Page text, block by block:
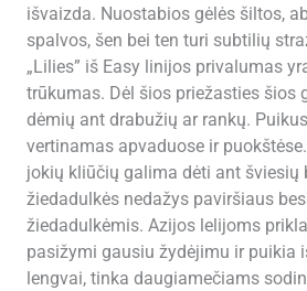
išvaizda. Nuostabios gėlės šiltos,
spalvos, šen bei ten turi subtilių
„Lilies” iš Easy linijos privalumas
trūkumas. Dėl šios priežasties šios
dėmių ant drabužių ar rankų.
vertinamas apvaduose ir
jokių kliūčių galima dėti ant šviesių
žiedadulkės nedažys paviršiaus
žiedadulkėmis. Azijos lelijoms
pasižymi gausiu žydėjimu ir puikia
lengvai, tinka daugiamečiams